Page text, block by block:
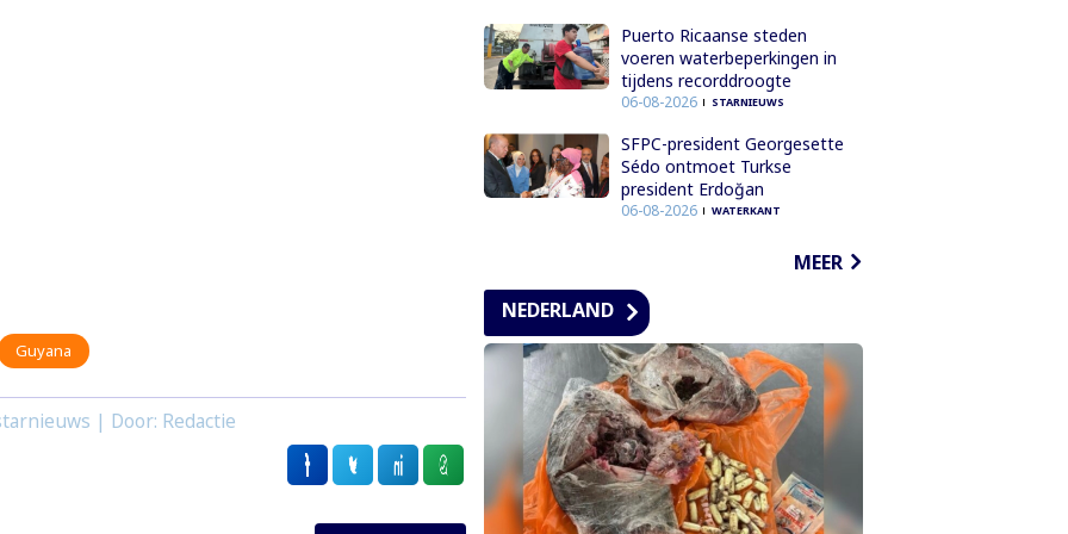
Guyana
| Door: Redactie
Puerto Ricaanse steden
voeren waterbeperkingen in
tijdens recorddroogte
06-08-2026 STARNIEUWS
SFPC-president Georgesette
Sédo ontmoet Turkse
president Erdoğan
06-08-2026 WATERKANT
MEER
NEDERLAND